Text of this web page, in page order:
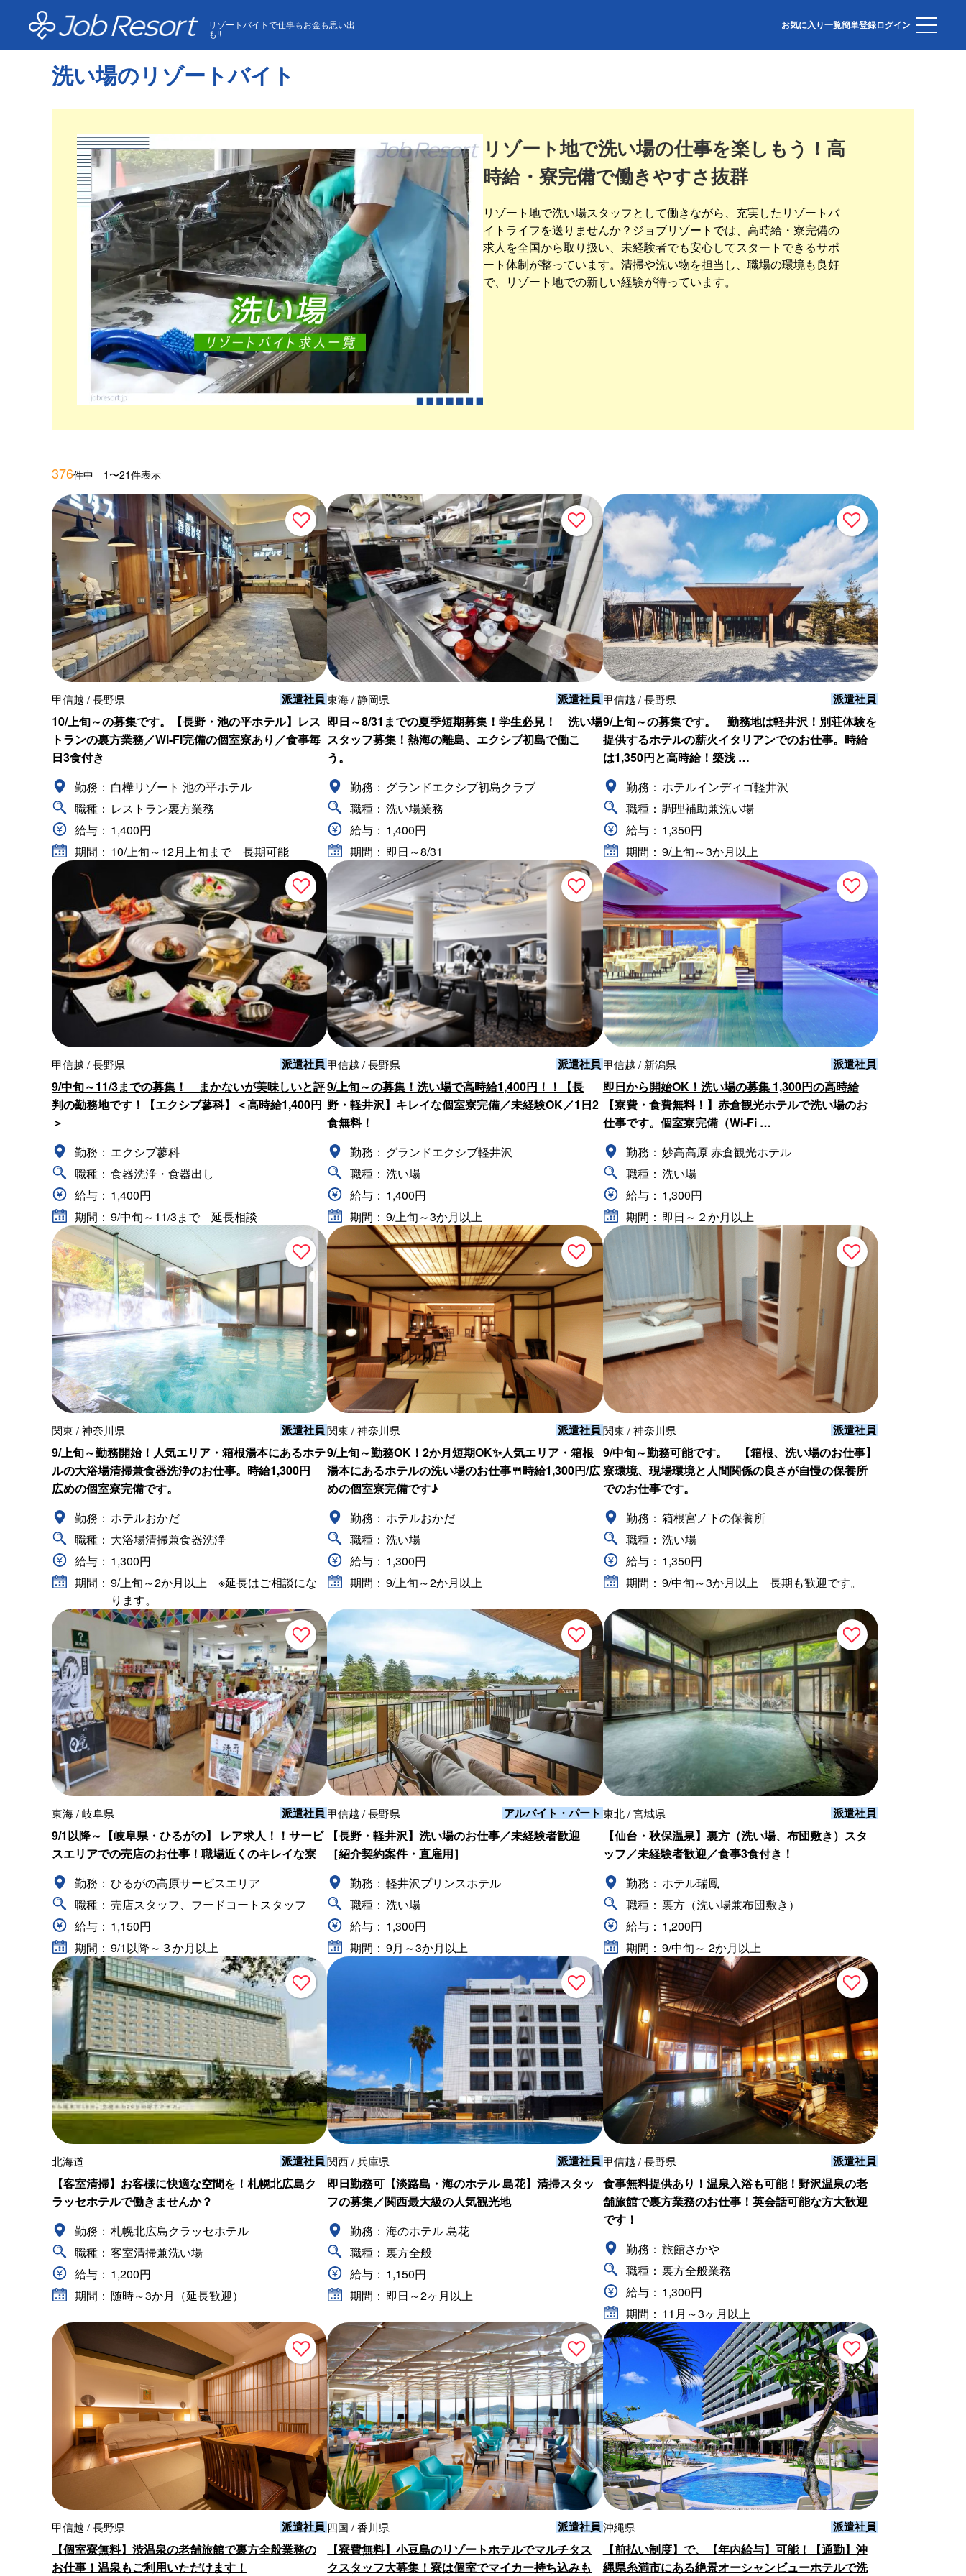
リゾートバイトで仕事もお金も思い出
も!!
お気に入り一覧簡単登録ログイン
HOME 洗い場のリゾートバイト
洗い場のリゾートバイト
リゾート地で洗い場の仕事を楽しもう！高
時給・寮完備で働きやすさ抜群
リゾート地で洗い場スタッフとして働きながら、充実したリゾートバ
イトライフを送りませんか？ジョブリゾートでは、高時給・寮完備の
求人を全国から取り扱い、未経験者でも安心してスタートできるサポ
ート体制が整っています。清掃や洗い物を担当し、職場の環境も良好
で、リゾート地での新しい経験が待っています。
376件中 1〜21件表示
甲信越 / 長野県 派遣社員
10/上旬～の募集です。【長野・池の平ホテル】レス
トランの裏方業務／Wi-Fi完備の個室寮あり／食事毎
日3食付き
勤務： 白樺リゾート 池の平ホテル
職種： レストラン裏方業務
給与： 1,400円
期間： 10/上旬～12月上旬まで 長期可能
東海 / 静岡県 派遣社員
即日～8/31までの夏季短期募集！学生必見！ 洗い場
スタッフ募集！熱海の離島、エクシブ初島で働こ
う。
勤務： グランドエクシブ初島クラブ
職種： 洗い場業務
給与： 1,400円
期間： 即日～8/31
甲信越 / 長野県 派遣社員
9/上旬～の募集です。 勤務地は軽井沢！別荘体験を
提供するホテルの薪火イタリアンでのお仕事。時給
は1,350円と高時給！築浅 …
勤務： ホテルインディゴ軽井沢
職種： 調理補助兼洗い場
給与： 1,350円
期間： 9/上旬～3か月以上
甲信越 / 長野県 派遣社員
9/中旬～11/3までの募集！ まかないが美味しいと評
判の勤務地です！【エクシブ蓼科】＜高時給1,400円
＞
勤務： エクシブ蓼科
職種： 食器洗浄・食器出し
給与： 1,400円
期間： 9/中旬～11/3まで 延長相談
甲信越 / 長野県 派遣社員
9/上旬～の募集！洗い場で高時給1,400円！！【長
野・軽井沢】キレイな個室寮完備／未経験OK／1日2
食無料！
勤務： グランドエクシブ軽井沢
職種： 洗い場
給与： 1,400円
期間： 9/上旬～3か月以上
甲信越 / 新潟県 派遣社員
即日から開始OK！洗い場の募集 1,300円の高時給
【寮費・食費無料！】赤倉観光ホテルで洗い場のお
仕事です。個室寮完備（Wi-Fi …
勤務： 妙高高原 赤倉観光ホテル
職種： 洗い場
給与： 1,300円
期間： 即日～２か月以上
関東 / 神奈川県 派遣社員
9/上旬～勤務開始！人気エリア・箱根湯本にあるホテ
ルの大浴場清掃兼食器洗浄のお仕事。時給1,300円
広めの個室寮完備です。
勤務： ホテルおかだ
職種： 大浴場清掃兼食器洗浄
給与： 1,300円
期間： 9/上旬～2か月以上 ※延長はご相談にな
ります。
関東 / 神奈川県 派遣社員
9/上旬～勤務OK！2か月短期OK✨人気エリア・箱根
湯本にあるホテルの洗い場のお仕事🍴時給1,300円/広
めの個室寮完備です♪
勤務： ホテルおかだ
職種： 洗い場
給与： 1,300円
期間： 9/上旬～2か月以上
関東 / 神奈川県 派遣社員
9/中旬～勤務可能です。 【箱根、洗い場のお仕事】
寮環境、現場環境と人間関係の良さが自慢の保養所
でのお仕事です。
勤務： 箱根宮ノ下の保養所
職種： 洗い場
給与： 1,350円
期間： 9/中旬～3か月以上 長期も歓迎です。
東海 / 岐阜県 派遣社員
9/1以降～【岐阜県・ひるがの】 レア求人！！サービ
スエリアでの売店のお仕事！職場近くのキレイな寮
勤務： ひるがの高原サービスエリア
職種： 売店スタッフ、フードコートスタッフ
給与： 1,150円
期間： 9/1以降～３か月以上
甲信越 / 長野県 アルバイト・パート
【長野・軽井沢】洗い場のお仕事／未経験者歓迎
［紹介契約案件・直雇用］
勤務： 軽井沢プリンスホテル
職種： 洗い場
給与： 1,300円
期間： 9月～3か月以上
東北 / 宮城県 派遣社員
【仙台・秋保温泉】裏方（洗い場、布団敷き）スタ
ッフ／未経験者歓迎／食事3食付き！
勤務： ホテル瑞鳳
職種： 裏方（洗い場兼布団敷き）
給与： 1,200円
期間： 9/中旬～ 2か月以上
北海道 派遣社員
【客室清掃】お客様に快適な空間を！札幌北広島ク
ラッセホテルで働きませんか？
勤務： 札幌北広島クラッセホテル
職種： 客室清掃兼洗い場
給与： 1,200円
期間： 随時～3か月（延長歓迎）
関西 / 兵庫県 派遣社員
即日勤務可【淡路島・海のホテル 島花】清掃スタッ
フの募集／関西最大級の人気観光地
勤務： 海のホテル 島花
職種： 裏方全般
給与： 1,150円
期間： 即日～2ヶ月以上
甲信越 / 長野県 派遣社員
食事無料提供あり！温泉入浴も可能！野沢温泉の老
舗旅館で裏方業務のお仕事！英会話可能な方大歓迎
です！
勤務： 旅館さかや
職種： 裏方全般業務
給与： 1,300円
期間： 11月～3ヶ月以上
甲信越 / 長野県 派遣社員
【個室寮無料】渋温泉の老舗旅館で裏方全般業務の
お仕事！温泉もご利用いただけます！
四国 / 香川県 派遣社員
【寮費無料】小豆島のリゾートホテルでマルチタス
クスタッフ大募集！寮は個室でマイカー持ち込みも
沖縄県 派遣社員
【前払い制度】で、【年内給与】可能！【通勤】沖
縄県糸満市にある絶景オーシャンビューホテルで洗